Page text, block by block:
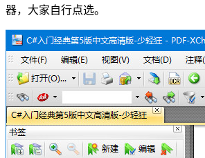
器，大家自行点选。